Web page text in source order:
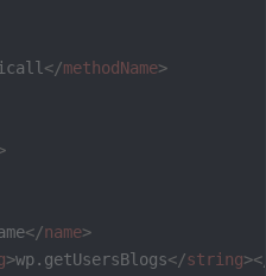
</methodName>
</name>
>wp.getUsersBlogs</string>